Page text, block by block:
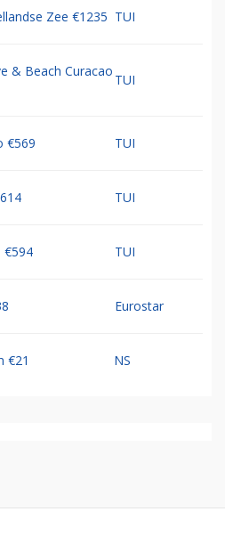
Zee €1235 TUI
& Beach Curacao
TUI
€569 TUI
TUI
€594 TUI
Eurostar
€21 NS